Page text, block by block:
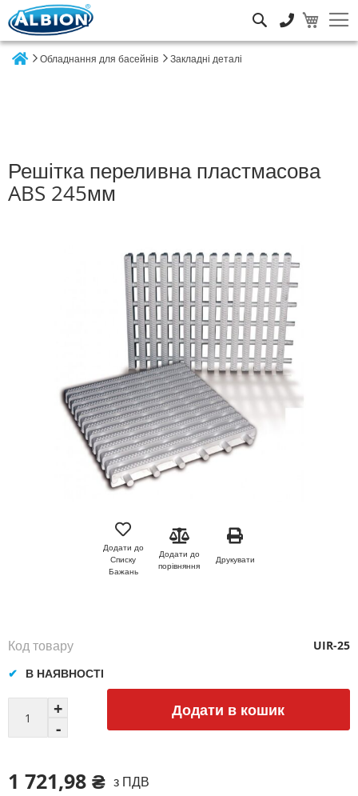
Обладнання для басейнів Закладні деталі
Решітка переливна пластмасова
ABS 245мм
Додати до
Списку
Бажань
Додати до
порівняння
Друкувати
Додати в кошик
1 721,98 ₴ з ПДВ
В НАЯВНОСТІ
Код товару UIR-25